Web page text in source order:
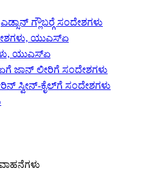
ಗ್ಲೌಬರ್‍ಗೆ ಸಂದೇಶಗಳು
ಯುಎಸ್‌ಏ
ಯುಎಸ್‌ಏ
ಜಾನ್ ಲೀರಿ‍ಗೆ ಸಂದೇಶಗಳು
ಸ್ವೀನ್-ಕೈಲ್‍ಗೆ ಸಂದೇಶಗಳು